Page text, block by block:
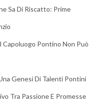
Sa Di Riscatto: Prime
Capoluogo Pontino Non Può
Genesi Di Talenti Pontini
Tra Passione E Promesse